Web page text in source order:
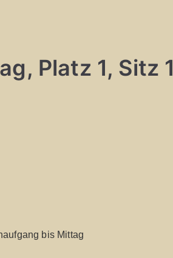
Platz 1, Sitz 1
bis Mittag